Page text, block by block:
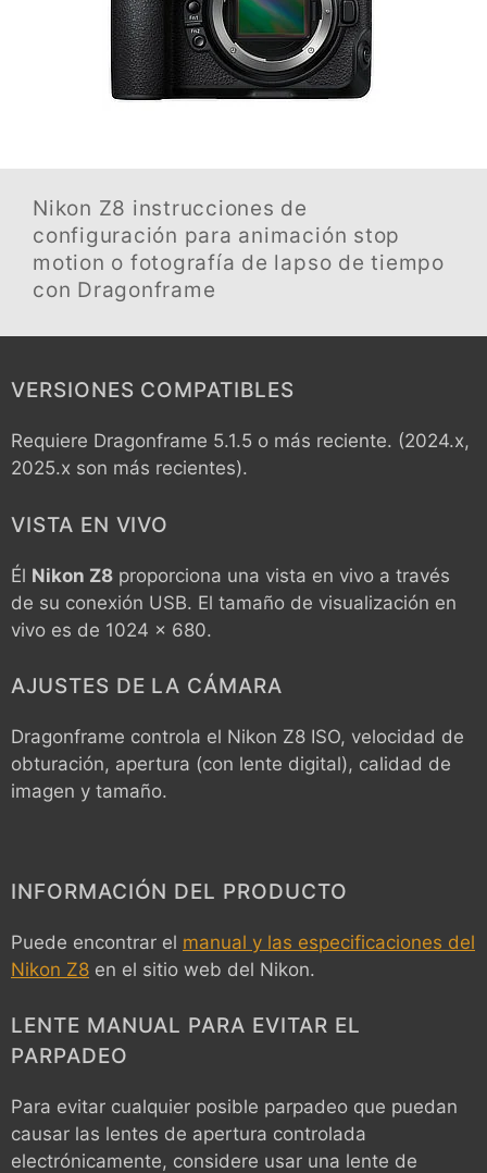
Nikon Z8 instrucciones de
configuración para animación stop
motion o fotografía de lapso de tiempo
con Dragonframe
VERSIONES COMPATIBLES
Requiere Dragonframe 5.1.5 o más reciente. (2024.x,
2025.x son más recientes).
VISTA EN VIVO
Él Nikon Z8 proporciona una vista en vivo a través
de su conexión USB. El tamaño de visualización en
vivo es de 1024 x 680.
AJUSTES DE LA CÁMARA
Dragonframe controla el Nikon Z8 ISO, velocidad de
obturación, apertura (con lente digital), calidad de
imagen y tamaño.
INFORMACIÓN DEL PRODUCTO
Puede encontrar el manual y las especificaciones del
Nikon Z8 en el sitio web del Nikon.
LENTE MANUAL PARA EVITAR EL
PARPADEO
Para evitar cualquier posible parpadeo que puedan
causar las lentes de apertura controlada
electrónicamente, considere usar una lente de